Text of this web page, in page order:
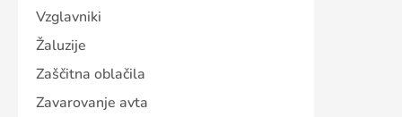
Vzglavniki
Žaluzije
Zaščitna oblačila
Zavarovanje avta